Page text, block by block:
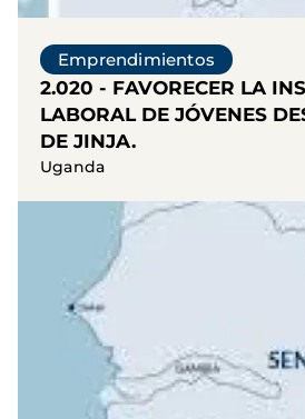
Emprendimientos
2.020 - FAVORECER LA
LABORAL DE JÓVENES
DE JINJA.
Uganda